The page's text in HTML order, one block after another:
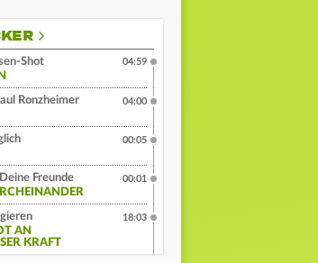
Shot
04:59
Ronzheimer
04:00
00:05
Freunde
00:01
AN
KRAFT
18:03